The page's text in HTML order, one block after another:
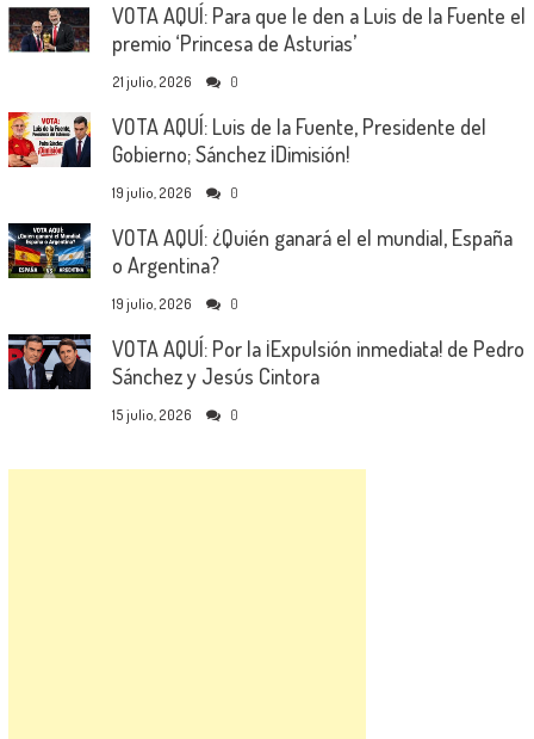
VOTA AQUÍ: Para que le den a Luis de la Fuente el
premio ‘Princesa de Asturias’
21 julio, 2026 0
VOTA AQUÍ: Luis de la Fuente, Presidente del
Gobierno; Sánchez ¡Dimisión!
19 julio, 2026 0
VOTA AQUÍ: ¿Quién ganará el el mundial, España
o Argentina?
19 julio, 2026 0
VOTA AQUÍ: Por la ¡Expulsión inmediata! de Pedro
Sánchez y Jesús Cintora
15 julio, 2026 0